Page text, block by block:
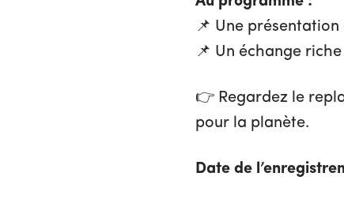
📌 Une
📌 Un échange
👉 Regardez le
pour la planète.
Date de